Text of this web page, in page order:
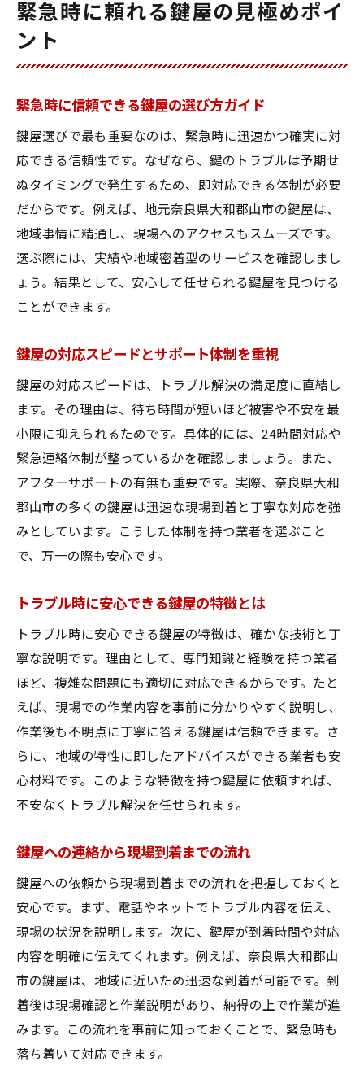
緊急時に頼れる鍵屋の見極めポイ
ント
緊急時に信頼できる鍵屋の選び方ガイド
鍵屋選びで最も重要なのは、緊急時に迅速かつ確実に対
応できる信頼性です。なぜなら、鍵のトラブルは予期せ
ぬタイミングで発生するため、即対応できる体制が必要
だからです。例えば、地元奈良県大和郡山市の鍵屋は、
地域事情に精通し、現場へのアクセスもスムーズです。
選ぶ際には、実績や地域密着型のサービスを確認しまし
ょう。結果として、安心して任せられる鍵屋を見つける
ことができます。
鍵屋の対応スピードとサポート体制を重視
鍵屋の対応スピードは、トラブル解決の満足度に直結し
ます。その理由は、待ち時間が短いほど被害や不安を最
小限に抑えられるためです。具体的には、24時間対応や
緊急連絡体制が整っているかを確認しましょう。また、
アフターサポートの有無も重要です。実際、奈良県大和
郡山市の多くの鍵屋は迅速な現場到着と丁寧な対応を強
みとしています。こうした体制を持つ業者を選ぶこと
で、万一の際も安心です。
トラブル時に安心できる鍵屋の特徴とは
トラブル時に安心できる鍵屋の特徴は、確かな技術と丁
寧な説明です。理由として、専門知識と経験を持つ業者
ほど、複雑な問題にも適切に対応できるからです。たと
えば、現場での作業内容を事前に分かりやすく説明し、
作業後も不明点に丁寧に答える鍵屋は信頼できます。さ
らに、地域の特性に即したアドバイスができる業者も安
心材料です。このような特徴を持つ鍵屋に依頼すれば、
不安なくトラブル解決を任せられます。
鍵屋への連絡から現場到着までの流れ
鍵屋への依頼から現場到着までの流れを把握しておくと
安心です。まず、電話やネットでトラブル内容を伝え、
現場の状況を説明します。次に、鍵屋が到着時間や対応
内容を明確に伝えてくれます。例えば、奈良県大和郡山
市の鍵屋は、地域に近いため迅速な到着が可能です。到
着後は現場確認と作業説明があり、納得の上で作業が進
みます。この流れを事前に知っておくことで、緊急時も
落ち着いて対応できます。